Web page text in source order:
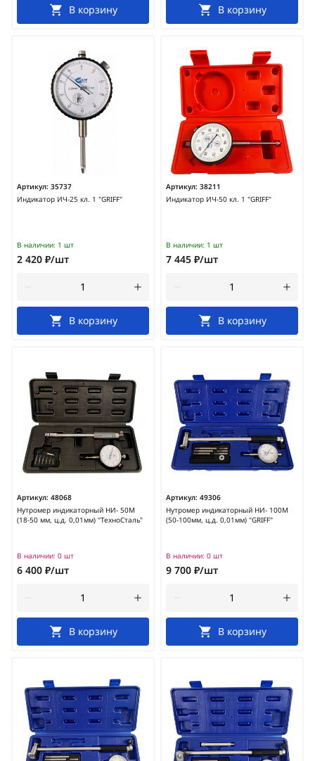
В корзину В корзину
Артикул: 35737
Индикатор ИЧ-25 кл. 1 "GRIFF"
В наличии: 1 шт
2 420 ₽/шт
В корзину
Артикул: 38211
Индикатор ИЧ-50 кл. 1 "GRIFF"
В наличии: 1 шт
7 445 ₽/шт
В корзину
Артикул: 48068
Нутромер индикаторный НИ- 50М
(18-50 мм, ц.д. 0,01мм) "ТехноСталь"
В наличии: 0 шт
6 400 ₽/шт
В корзину
Артикул: 49306
Нутромер индикаторный НИ- 100М
(50-100мм, ц.д. 0,01мм) "GRIFF"
В наличии: 0 шт
9 700 ₽/шт
В корзину